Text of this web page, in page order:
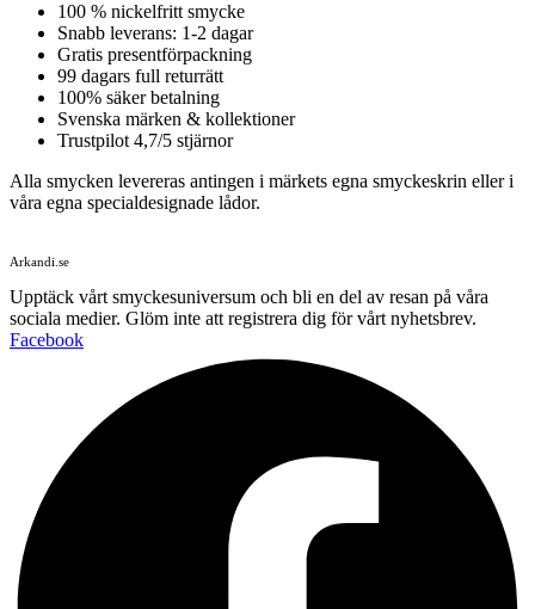
100 % nickelfritt smycke
Snabb leverans: 1-2 dagar
Gratis presentförpackning
99 dagars full returrätt
100% säker betalning
Svenska märken & kollektioner
Trustpilot 4,7/5 stjärnor
Alla smycken levereras antingen i märkets egna smyckeskrin eller i
våra egna specialdesignade lådor.
Arkandi.se
Upptäck vårt smyckesuniversum och bli en del av resan på våra
sociala medier. Glöm inte att registrera dig för vårt nyhetsbrev.
Facebook